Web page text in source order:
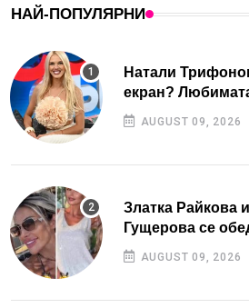
НАЙ-ПОПУЛЯРНИ
Натали
екран?
AUGUST 09, 2026
Златка Райкова
Гущерова се
AUGUST 09, 2026